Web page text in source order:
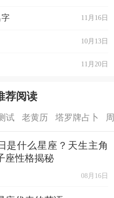
11月16日
10月13日
11月20日
荐阅读
试 老黄历 塔罗牌占卜
是什么星座？天生主角
座性格揭秘
08月16日